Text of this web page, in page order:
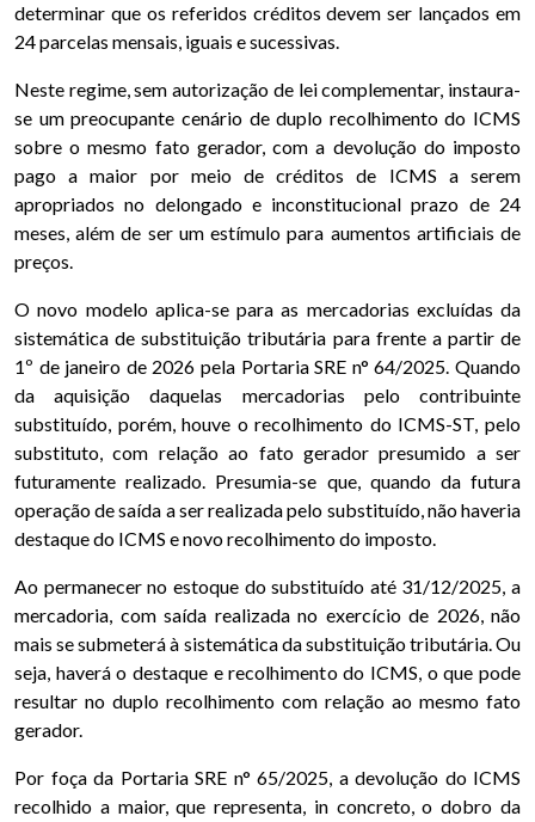
determinar que os referidos créditos devem ser lançados em
24 parcelas mensais, iguais e sucessivas.
Neste regime, sem autorização de lei complementar, instaura-
se um preocupante cenário de duplo recolhimento do ICMS
sobre o mesmo fato gerador, com a devolução do imposto
pago a maior por meio de créditos de ICMS a serem
apropriados no delongado e inconstitucional prazo de 24
meses, além de ser um estímulo para aumentos artificiais de
preços.
O novo modelo aplica-se para as mercadorias excluídas da
sistemática de substituição tributária para frente a partir de
1º de janeiro de 2026 pela Portaria SRE n° 64/2025. Quando
da aquisição daquelas mercadorias pelo contribuinte
substituído, porém, houve o recolhimento do ICMS-ST, pelo
substituto, com relação ao fato gerador presumido a ser
futuramente realizado. Presumia-se que, quando da futura
operação de saída a ser realizada pelo substituído, não haveria
destaque do ICMS e novo recolhimento do imposto.
Ao permanecer no estoque do substituído até 31/12/2025, a
mercadoria, com saída realizada no exercício de 2026, não
mais se submeterá à sistemática da substituição tributária. Ou
seja, haverá o destaque e recolhimento do ICMS, o que pode
resultar no duplo recolhimento com relação ao mesmo fato
gerador.
Por foça da Portaria SRE n° 65/2025, a devolução do ICMS
recolhido a maior, que representa, in concreto, o dobro da